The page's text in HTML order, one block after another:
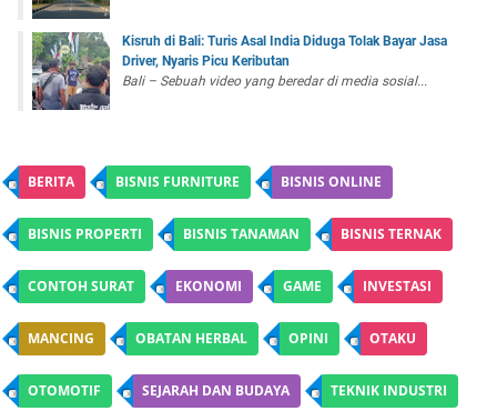
Kisruh di Bali: Turis Asal India Diduga Tolak Bayar Jasa
Driver, Nyaris Picu Keributan
Bali – Sebuah video yang beredar di media sosial...
BERITA BISNIS FURNITURE BISNIS ONLINE
BISNIS PROPERTI BISNIS TANAMAN BISNIS TERNAK
CONTOH SURAT EKONOMI GAME INVESTASI
MANCING OBATAN HERBAL OPINI OTAKU
OTOMOTIF SEJARAH DAN BUDAYA TEKNIK INDUSTRI